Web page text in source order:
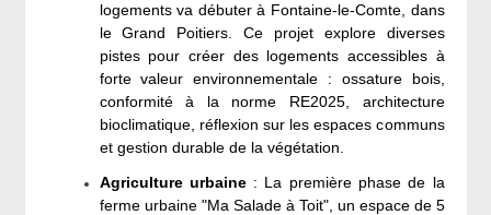
logements va débuter à Fontaine-le-Comte, dans
le Grand Poitiers. Ce projet explore diverses
pistes pour créer des logements accessibles à
forte valeur environnementale : ossature bois,
conformité à la norme RE2025, architecture
bioclimatique, réflexion sur les espaces communs
et gestion durable de la végétation.
Agriculture urbaine: La première phase de la
ferme urbaine "Ma Salade à Toit", un espace de 5